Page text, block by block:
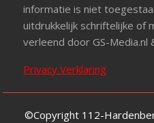
informatie is niet
uitdrukkelijk schriftelijke of
verleend door GS-Media.nl
Privacy Verklaring
©Copyright 112-